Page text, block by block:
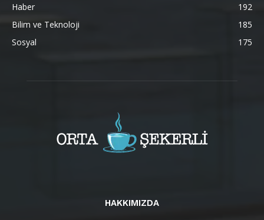
Haber
192
Bilim ve Teknoloji
185
Sosyal
175
HAKKIMIZDA